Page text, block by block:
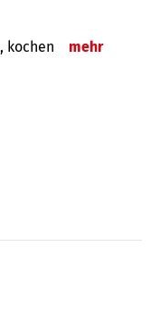
kochen mehr